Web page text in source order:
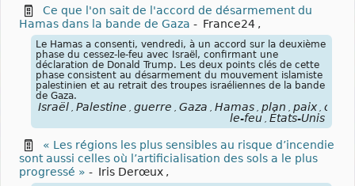
Ce que l'on sait de l'accord de désarmement du
Hamas dans la bande de Gaza - France24 ,
Le Hamas a consenti, vendredi, à un accord sur la deuxième
phase du cessez-le-feu avec Israël, confirmant une
déclaration de Donald Trump. Les deux points clés de cette
phase consistent au désarmement du mouvement islamiste
palestinien et au retrait des troupes israéliennes de la bande
de Gaza.
Israël Palestine guerre Gaza Hamas plan paix
le-feu États-Unis
« Les régions les plus sensibles au risque d’incendie
sont aussi celles où l’artificialisation des sols a le plus
progressé » - Iris Derœux ,